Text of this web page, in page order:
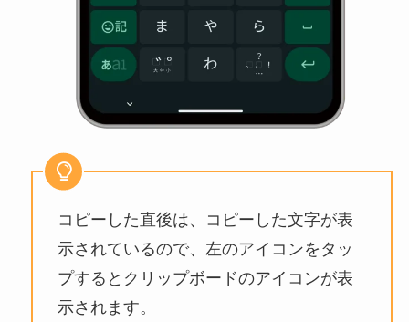
コピーした直後は、コピーした文字が表
示されているので、左のアイコンをタッ
プするとクリップボードのアイコンが表
示されます。